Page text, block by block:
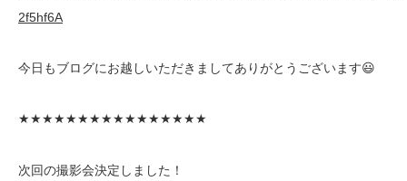
2f5hf6A
今日もブログにお越しいただきましてありがとうございます😃
★★★★★★★★★★★★★★★★
次回の撮影会決定しました！